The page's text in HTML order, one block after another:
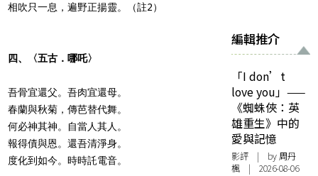
相吹只一息，遍野正揚靈。（註2）
四、〈五古．哪吒〉
吾骨宜還父。吾肉宜還母。
春蘭與秋菊，傳芭替代舞。
何必神其神。自當人其人。
報得債與恩。還吾清淨身。
度化到如今。時時託電音。
編輯推介
「I don’t
love you」——
《蜘蛛俠：英
雄重生》中的
愛與記憶
影評 | by周丹
楓 | 2026-08-06